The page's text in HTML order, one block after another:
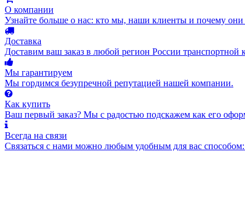
О компании
Узнайте больше о нас: кто мы, наши клиенты и почему
Доставка
Доставим ваш заказ в любой регион России транспортной
Мы гарантируем
Мы гордимся безупречной репутацией нашей компании.
Как купить
Ваш первый заказ? Мы с радостью подскажем как его
Всегда на связи
Связаться с нами можно любым удобным для вас